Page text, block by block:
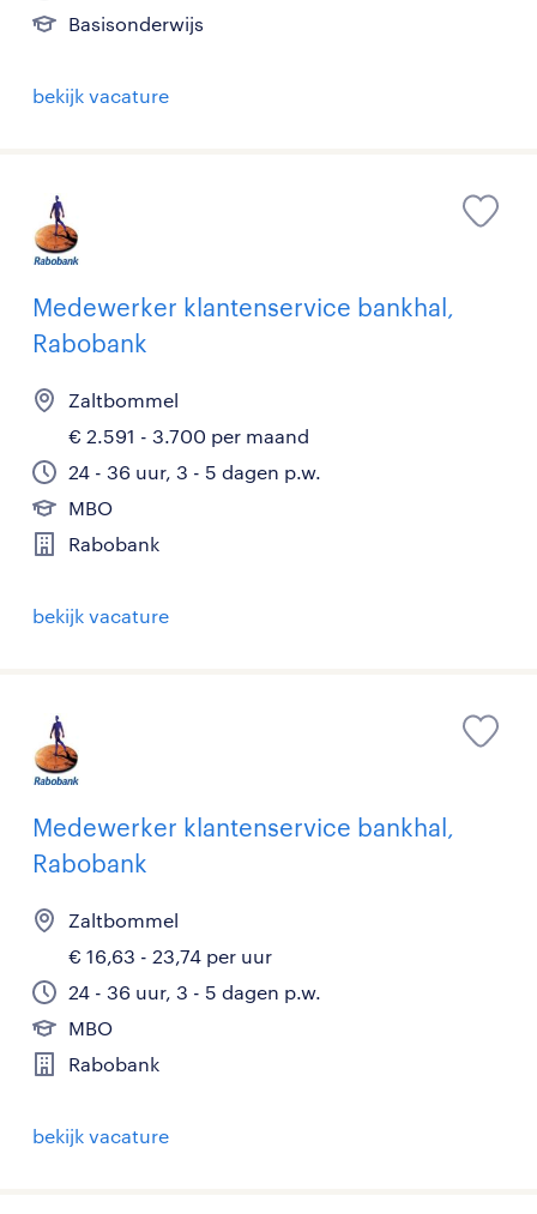
Basisonderwijs
bekijk vacature
Medewerker klantenservice bankhal,
Rabobank
Zaltbommel
€ 2.591 - 3.700 per maand
24 - 36 uur, 3 - 5 dagen p.w.
MBO
Rabobank
bekijk vacature
Medewerker klantenservice bankhal,
Rabobank
Zaltbommel
€ 16,63 - 23,74 per uur
24 - 36 uur, 3 - 5 dagen p.w.
MBO
Rabobank
bekijk vacature